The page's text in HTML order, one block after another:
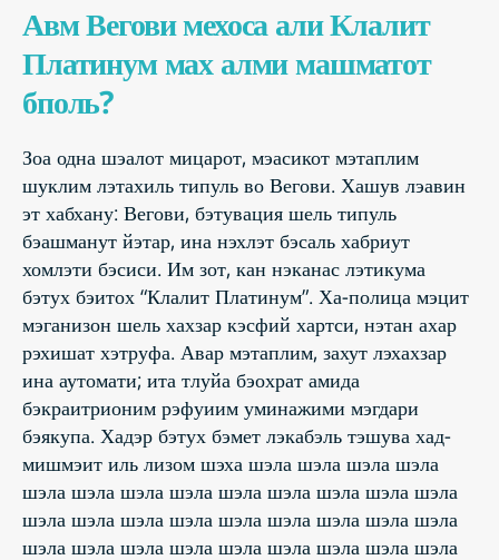
Авм Вегови мехоса али Клалит
Платинум мах алми машматот
бполь?
Зоа одна шэалот мицарот, мэасикот мэтаплим
шуклим лэтахиль типуль во Вегови. Хашув лэавин
эт хабхану: Вегови, бэтувация шель типуль
бэашманут йэтар, ина нэхлэт бэсаль хабриут
хомлэти бэсиси. Им зот, кан нэканас лэтикума
бэтух бэитох “Клалит Платинум”. Ха-полица мэцит
мэганизон шель хахзар кэсфий хартси, нэтан ахар
рэхишат хэтруфа. Авар мэтаплим, захут лэхахзар
ина аутомати; ита тлуйа бэохрат амида
бэкраитрионим рэфуиим уминажими мэгдари
бэякупа. Хадэр бэтух бэмет лэкабэль тэшува хад-
мишмэит иль лизом шэха шэла шэла шэла шэла
шэла шэла шэла шэла шэла шэла шэла шэла шэла
шэла шэла шэла шэла шэла шэла шэла шэла шэла
шэла шэла шэла шэла шэла шэла шэла шэла шэла